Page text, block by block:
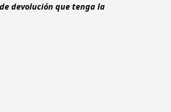
devolución que tenga la